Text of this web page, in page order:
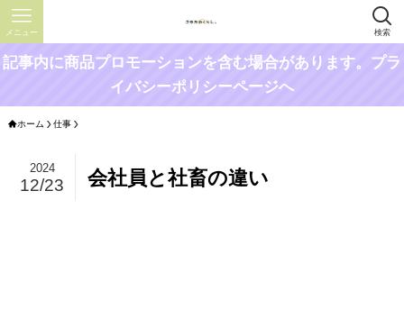
検索
メニュー
記事内に商品プロモーションを含む場合があります。プラ
イバシーポリシーページへ
ホーム 仕事
会社員と社畜の違い
2024
12/23